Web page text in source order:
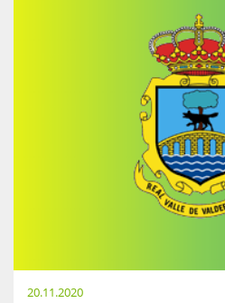
20.11.2020